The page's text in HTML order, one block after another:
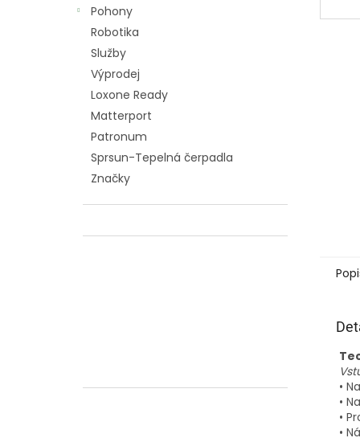
Pohony
Robotika
Služby
Výprodej
Loxone Ready
Matterport
Patronum
Sprsun-Tepelná čerpadla
Značky
C
P
T
•
•
•
•